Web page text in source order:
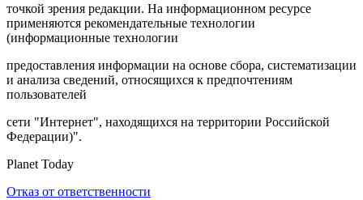
точкой зрения редакции. На информационном ресурсе
применяются рекомендательные технологии
(информационные технологии
предоставления информации на основе сбора, систематизации
и анализа сведений, относящихся к предпочтениям
пользователей
сети "Интернет", находящихся на территории Российской
Федерации)".
Planet Today
Отказ от ответственности